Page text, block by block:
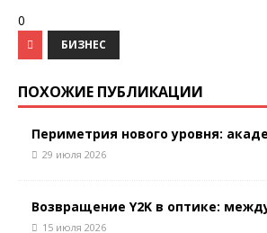
0
БИЗНЕС
ПОХОЖИЕ ПУБЛИКАЦИИ
Периметрия нового уровня:
29 июля 2026
Возвращение Y2K в оптике:
15 июля 2026